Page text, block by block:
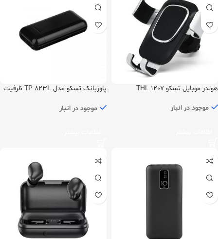
هولدر موبایل تسکو 1207 THL
موجود در انبار
پاوربانک تسکو مدل TP 823L ظرفیت
موجود در انبار